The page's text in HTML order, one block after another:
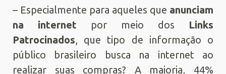
– Especialmente para aqueles que anunciam
na internet por meio dos Links
Patrocinados, que tipo de informação o
público brasileiro busca na internet ao
realizar suas compras? A maioria, 44%